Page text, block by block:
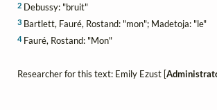
2Debussy: "bruit"
3Bartlett, Fauré, Rostand: "mon"; Madetoja: "le"
4Fauré, Rostand: "Mon"
Researcher for this text: Emily Ezust [